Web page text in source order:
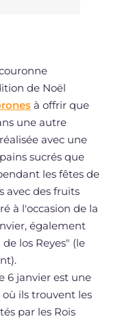
de Noël
à offrir que
une autre
avec une
sucrés que
les fêtes de
avec des fruits
à l'occasion de la
également
los Reyes" (le
6 janvier est une
ils trouvent les
par les Rois